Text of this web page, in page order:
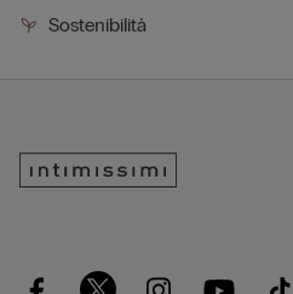
Sostenibilità